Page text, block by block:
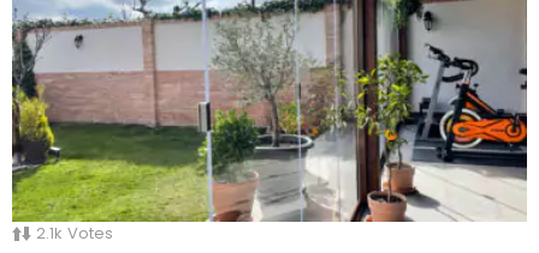
2.1k Votes